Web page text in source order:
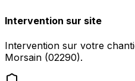
Intervention sur site
Intervention sur votre
Morsain (02290).